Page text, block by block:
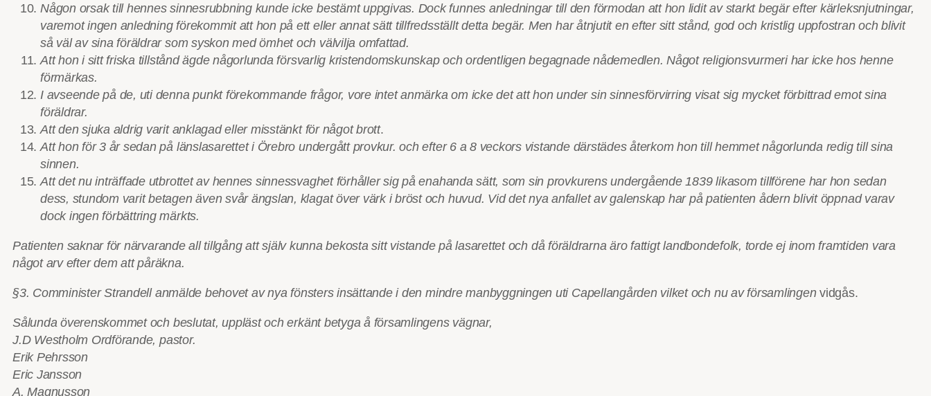
Någon orsak till hennes sinnesrubbning kunde icke bestämt uppgivas. Dock funnes anledningar till den förmodan att hon lidit av starkt begär efter kärleksnjutningar,
varemot ingen anledning förekommit att hon på ett eller annat sätt tillfredsställt detta begär. Men har åtnjutit en efter sitt stånd, god och kristlig uppfostran och blivit
så väl av sina föräldrar som syskon med ömhet och välvilja omfattad.
Att hon i sitt friska tillstånd ägde någorlunda försvarlig kristendomskunskap och ordentligen begagnade nådemedlen. Något religionsvurmeri har icke hos henne
förmärkas.
I avseende på de, uti denna punkt förekommande frågor, vore intet anmärka om icke det att hon under sin sinnesförvirring visat sig mycket förbittrad emot sina
föräldrar.
Att den sjuka aldrig varit anklagad eller misstänkt för något brott.
Att hon för 3 år sedan på länslasarettet i Örebro undergått provkur. och efter 6 a 8 veckors vistande därstädes återkom hon till hemmet någorlunda redig till sina
sinnen.
Att det nu inträffade utbrottet av hennes sinnessvaghet förhåller sig på enahanda sätt, som sin provkurens undergående 1839 likasom tillförene har hon sedan
dess, stundom varit betagen även svår ängslan, klagat över värk i bröst och huvud. Vid det nya anfallet av galenskap har på patienten ådern blivit öppnad varav
dock ingen förbättring märkts.
Patienten saknar för närvarande all tillgång att själv kunna bekosta sitt vistande på lasarettet och då föräldrarna äro fattigt landbondefolk, torde ej inom framtiden vara
något arv efter dem att påräkna.
§3. Comminister Strandell anmälde behovet av nya fönsters insättande i den mindre manbyggningen uti Capellangården vilket och nu av församlingenvidgås.
Sålunda överenskommet och beslutat, uppläst och erkänt betyga å församlingens vägnar,
J.D Westholm Ordförande, pastor.
Erik Pehrsson
Eric Jansson
A. Magnusson